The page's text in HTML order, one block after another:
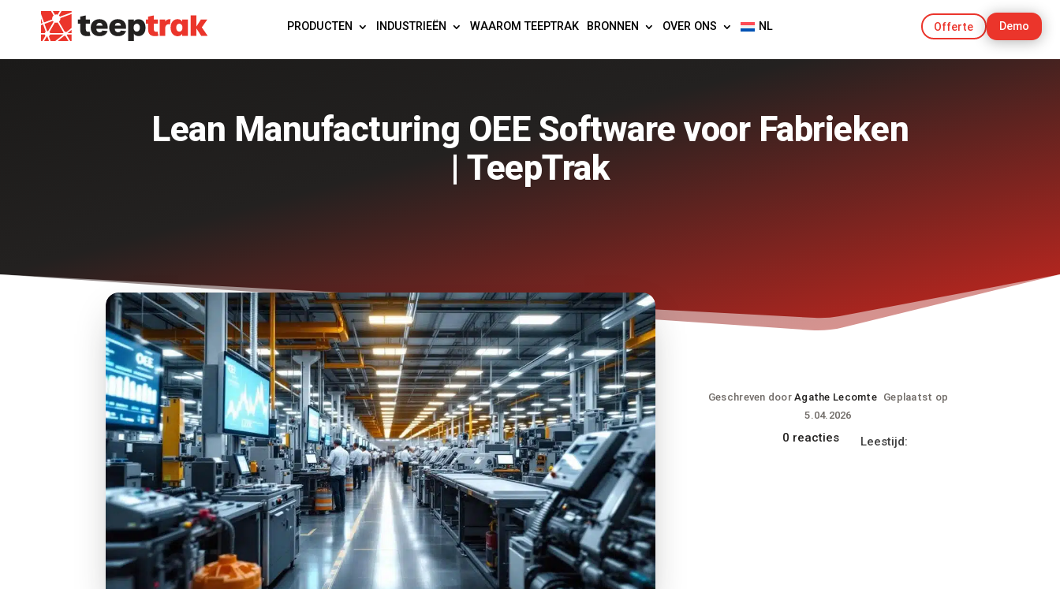
PRODUCTEN INDUSTRIEËN WAAROM TEEPTRAK BRONNEN OVER ONS NL Offerte Demo
Lean Manufacturing OEE Software voor Fabrieken
| TeepTrak
Geschreven doorAgathe Lecomte
Geplaatst op
5.04.2026
0 reacties Leestijd: